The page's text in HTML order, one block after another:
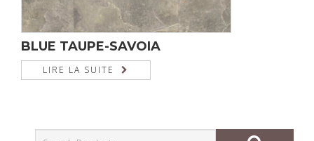
BLUE TAUPE-SAVOIA
LIRE LA SUITE